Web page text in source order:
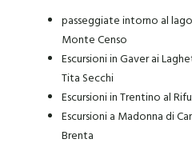
passeggiate intorno al
Monte Censo
Escursioni in Gaver ai
Tita Secchi
Escursioni in Trentino al
Escursioni a Madonna di
Brenta